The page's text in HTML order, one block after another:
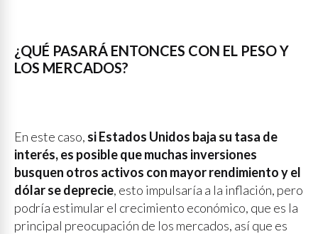
¿QUÉ PASARÁ ENTONCES CON EL PESO Y
LOS MERCADOS?
En este caso, si Estados Unidos baja su tasa de
interés, es posible que muchas inversiones
busquen otros activos con mayor rendimiento y el
dólar se deprecie, esto impulsaría a la inflación, pero
podría estimular el crecimiento económico, que es la
principal preocupación de los mercados, así que es